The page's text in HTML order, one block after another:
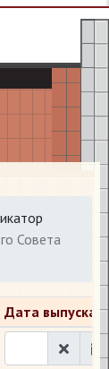
Совета
Дата выпуска